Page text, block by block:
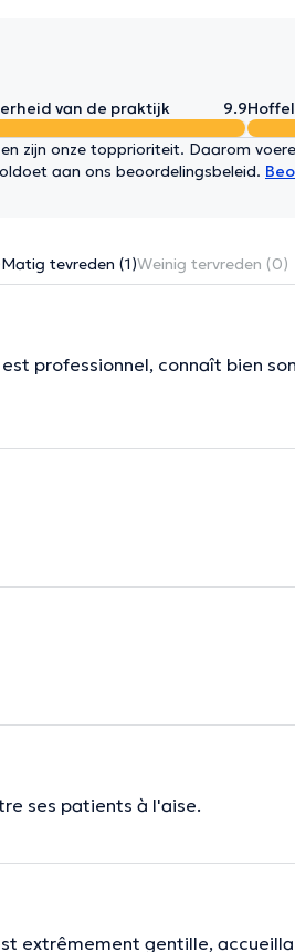
van de praktijk 9.9
zijn onze topprioriteit. Daarom
aan ons beoordelingsbeleid.
Matig tevreden (1)Weinig tervreden (0)
professionnel, connaît bien
ses patients à l'aise.
extrêmement gentille,